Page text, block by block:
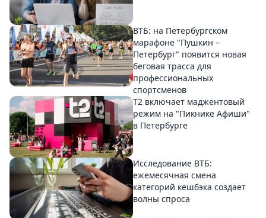
ВТБ: на Петербургском
марафоне "Пушкин –
Петербург" появится новая
беговая трасса для
профессиональных
спортсменов
Т2 включает маджентовый
режим на "Пикнике Афиши"
в Петербурге
Исследование ВТБ:
ежемесячная смена
категорий кешбэка создает
волны спроса